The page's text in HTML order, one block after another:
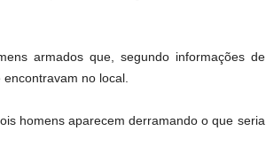
armados que, segundo informações de
no local.
homens aparecem derramando o que seria